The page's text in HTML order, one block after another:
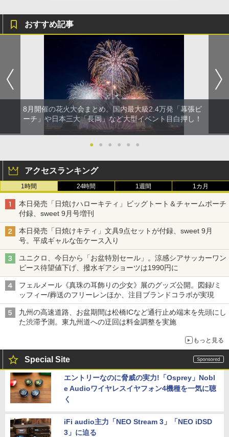
おすすめ記事
8月開催の花火大会まとめ。国内最大級2.4万発「幕張ビ
ーチ」や日本三大「長岡」など大型イベント目白押し！
● ● ● ● ● ●
アクセスランキング
1時間 24時間 1週間 1カ月
本日発売「日焼けハローキティ」ビッグトート＆チャームポーチ
付録、sweet 9月号増刊
本日発売「日焼けキティ」文具9点セットが付録、sweet 9月
号。平成ギャルな缶ケース入り
ユニクロ、今日から「お盆特別セール」。涼感シアサッカーワン
ピース待望値下げ、撥水ギアショーツは1990円に
フェルメール《真珠の耳飾りの少女》展のグッズ公開。図録/ミ
ッフィー/葬送のフリーレンほか、注目ブランドコラボが実現
九州の高速道路、お盆期間は松橋ICなど通行止め端末を先頭にし
た渋滞予測。東九州道への迂回は料金調整を実施
もっと見る
Special Site
エントリーなのに脅威の実力!「Osprey」Nobl
e Audioワイヤレスイヤフォン4機種を一気に聴
く
iFi audio主力「NEO Stream 3」「NEO iDSD
3」に迫る